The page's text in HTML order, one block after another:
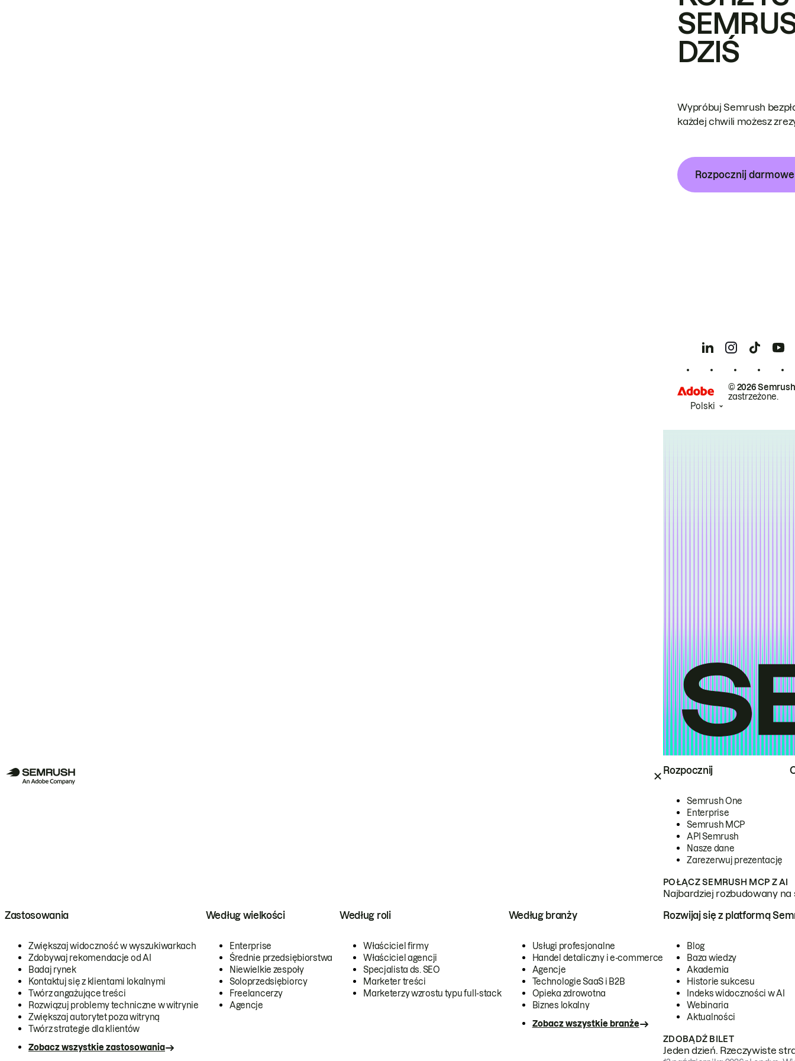
Rozpocznij
Semrush One
Enterprise
Semrush MCP
API Semrush
Nasze dane
Zarezerwuj prezentację
POŁĄCZ SEMRUSH MCP Z AI
Najbardziej rozbudowany
Zastosowania
Zwiększaj widoczność w wyszukiwarkach
Zdobywaj rekomendacje od AI
Badaj rynek
Kontaktuj się z klientami lokalnymi
Twórz angażujące treści
Rozwiązuj problemy techniczne w witrynie
Zwiększaj autorytet poza witryną
Twórz strategie dla klientów
Zobacz wszystkie zastosowania
Według wielkości
Enterprise
Średnie przedsiębiorstwa
Niewielkie zespoły
Soloprzedsiębiorcy
Freelancerzy
Agencje
Według roli
Właściciel firmy
Właściciel agencji
Specjalista ds. SEO
Marketer treści
Marketerzy wzrostu typu full-stack
Według branży
Usługi profesjonalne
Handel detaliczny i e-commerce
Agencje
Technologie SaaS i B2B
Opieka zdrowotna
Biznes lokalny
Zobacz wszystkie branże
Rozwijaj się z platformą
Blog
Baza wiedzy
Akademia
Historie sukcesu
Indeks widoczności w AI
Webinaria
Aktualności
ZDOBĄDŹ BILET
Jeden dzień. Rzeczywiste
DZIŚ
Wypróbuj Semrush
każdej chwili możesz
Rozpocznij
© 2026
zastrzeżone.
Polski